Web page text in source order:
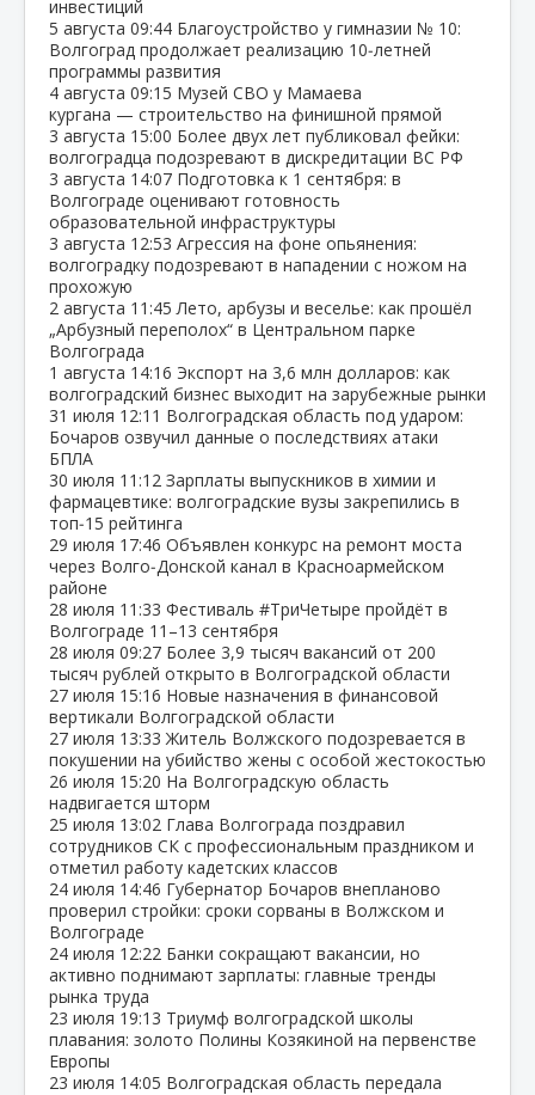
инвестиций
5 августа 09:44 Благоустройство у гимназии № 10:
Волгоград продолжает реализацию 10‑летней
программы развития
4 августа 09:15 Музей СВО у Мамаева
кургана — строительство на финишной прямой
3 августа 15:00 Более двух лет публиковал фейки:
волгоградца подозревают в дискредитации ВС РФ
3 августа 14:07 Подготовка к 1 сентября: в
Волгограде оценивают готовность
образовательной инфраструктуры
3 августа 12:53 Агрессия на фоне опьянения:
волгоградку подозревают в нападении с ножом на
прохожую
2 августа 11:45 Лето, арбузы и веселье: как прошёл
„Арбузный переполох“ в Центральном парке
Волгограда
1 августа 14:16 Экспорт на 3,6 млн долларов: как
волгоградский бизнес выходит на зарубежные рынки
31 июля 12:11 Волгоградская область под ударом:
Бочаров озвучил данные о последствиях атаки
БПЛА
30 июля 11:12 Зарплаты выпускников в химии и
фармацевтике: волгоградские вузы закрепились в
топ‑15 рейтинга
29 июля 17:46 Объявлен конкурс на ремонт моста
через Волго‑Донской канал в Красноармейском
районе
28 июля 11:33 Фестиваль #ТриЧетыре пройдёт в
Волгограде 11–13 сентября
28 июля 09:27 Более 3,9 тысяч вакансий от 200
тысяч рублей открыто в Волгоградской области
27 июля 15:16 Новые назначения в финансовой
вертикали Волгоградской области
27 июля 13:33 Житель Волжского подозревается в
покушении на убийство жены с особой жестокостью
26 июля 15:20 На Волгоградскую область
надвигается шторм
25 июля 13:02 Глава Волгограда поздравил
сотрудников СК с профессиональным праздником и
отметил работу кадетских классов
24 июля 14:46 Губернатор Бочаров внепланово
проверил стройки: сроки сорваны в Волжском и
Волгограде
24 июля 12:22 Банки сокращают вакансии, но
активно поднимают зарплаты: главные тренды
рынка труда
23 июля 19:13 Триумф волгоградской школы
плавания: золото Полины Козякиной на первенстве
Европы
23 июля 14:05 Волгоградская область передала